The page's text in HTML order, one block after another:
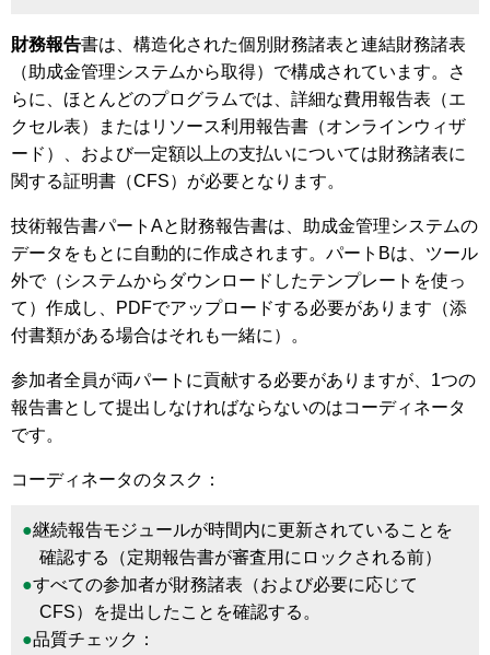
財務報告書は、構造化された個別財務諸表と連結財務諸表
（助成金管理システムから取得）で構成されています。さ
らに、ほとんどのプログラムでは、詳細な費用報告表（エ
クセル表）またはリソース利用報告書（オンラインウィザ
ード）、および一定額以上の支払いについては財務諸表に
関する証明書（CFS）が必要となります。
技術報告書パートAと財務報告書は、助成金管理システムの
データをもとに自動的に作成されます。パートBは、ツール
外で（システムからダウンロードしたテンプレートを使っ
て）作成し、PDFでアップロードする必要があります（添
付書類がある場合はそれも一緒に）。
参加者全員が両パートに貢献する必要がありますが、1つの
報告書として提出しなければならないのはコーディネータ
です。
コーディネータのタスク：
継続報告モジュールが時間内に更新されていることを
確認する（定期報告書が審査用にロックされる前）
すべての参加者が財務諸表（および必要に応じて
CFS）を提出したことを確認する。
品質チェック：